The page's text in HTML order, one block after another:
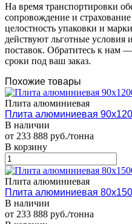
На время транспортировки
сопровождение и
целостность упаковки и
действуют льготные условия
поставок. Обратитесь к нам
сроки под ваш заказ.
Похожие товары
Плита алюминиевая
Плита алюминиевая
В наличии
от 233 888 руб./тонна
В корзину
Плита алюминиевая
Плита алюминиевая
В наличии
от 233 888 руб./тонна